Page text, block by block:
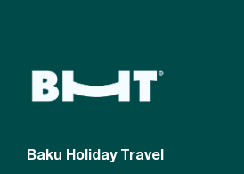
Baku Holiday Travel